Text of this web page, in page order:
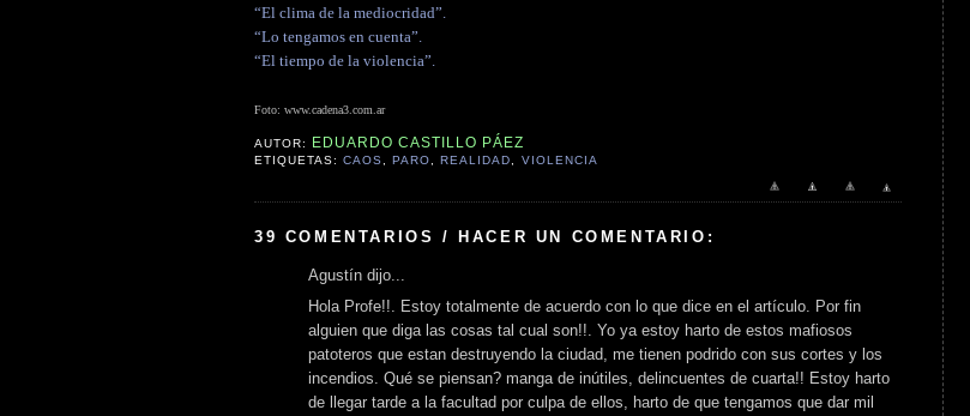
“El clima de la mediocridad”.
“Lo tengamos en cuenta”.
“El tiempo de la violencia”.
Foto: www.cadena3.com.ar
AUTOR: EDUARDO CASTILLO PÁEZ
ETIQUETAS:CAOS ,PARO ,REALIDAD VIOLENCIA
39 COMENTARIOS / HACER UN COMENTARIO:
Agustín dijo...
Hola Profe!!. Estoy totalmente de acuerdo con lo que dice en el artículo. Por fin
alguien que diga las cosas tal cual son!!. Yo ya estoy harto de estos mafiosos
patoteros que estan destruyendo la ciudad, me tienen podrido con sus cortes y los
incendios. Qué se piensan? manga de inútiles, delincuentes de cuarta!! Estoy harto
de llegar tarde a la facultad por culpa de ellos, harto de que tengamos que dar mil